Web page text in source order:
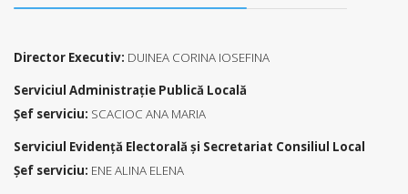
Director Executiv: DUINEA CORINA IOSEFINA
Serviciul Administraţie Publică Locală
Şef serviciu: SCACIOC ANA MARIA
Serviciul Evidență Electorală şi Secretariat Consiliul Local
Şef serviciu: ENE ALINA ELENA